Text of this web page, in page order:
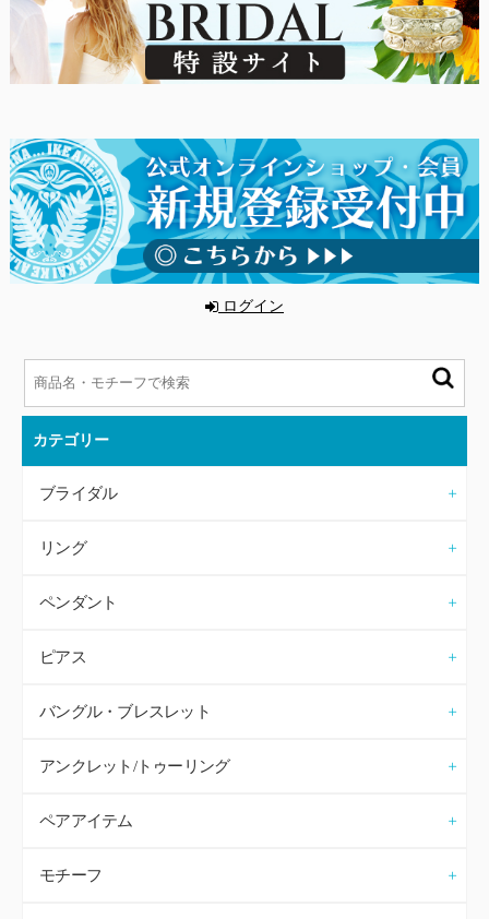
ログイン
カテゴリー
ブライダル
リング
ペンダント
ピアス
バングル・ブレスレット
アンクレット/トゥーリング
ペアアイテム
モチーフ